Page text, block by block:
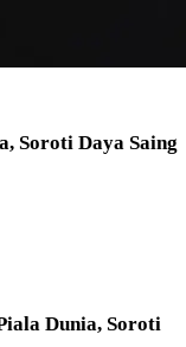
Soroti Daya Saing
Dunia, Soroti